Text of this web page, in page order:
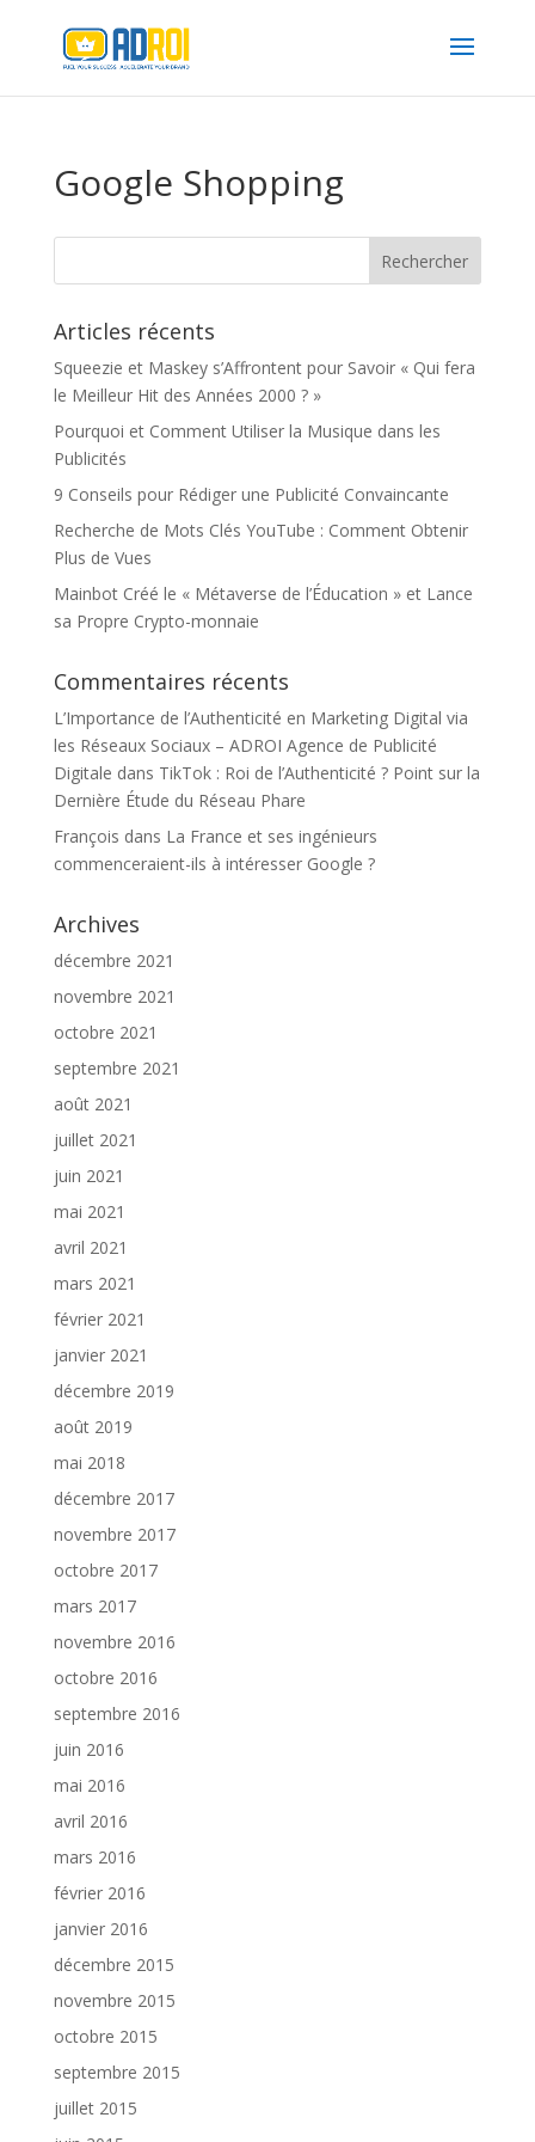
Google Shopping
Articles récents
Squeezie et Maskey s’Affrontent pour Savoir « Qui fera
le Meilleur Hit des Années 2000 ? »
Pourquoi et Comment Utiliser la Musique dans les
Publicités
9 Conseils pour Rédiger une Publicité Convaincante
Recherche de Mots Clés YouTube : Comment Obtenir
Plus de Vues
Mainbot Créé le « Métaverse de l’Éducation » et Lance
sa Propre Crypto-monnaie
Commentaires récents
L’Importance de l’Authenticité en Marketing Digital via
les Réseaux Sociaux – ADROI Agence de Publicité
Digitale dans TikTok : Roi de l’Authenticité ? Point sur la
Dernière Étude du Réseau Phare
François dans La France et ses ingénieurs
commenceraient-ils à intéresser Google ?
Archives
décembre 2021
novembre 2021
octobre 2021
septembre 2021
août 2021
juillet 2021
juin 2021
mai 2021
avril 2021
mars 2021
février 2021
janvier 2021
décembre 2019
août 2019
mai 2018
décembre 2017
novembre 2017
octobre 2017
mars 2017
novembre 2016
octobre 2016
septembre 2016
juin 2016
mai 2016
avril 2016
mars 2016
février 2016
janvier 2016
décembre 2015
novembre 2015
octobre 2015
septembre 2015
juillet 2015